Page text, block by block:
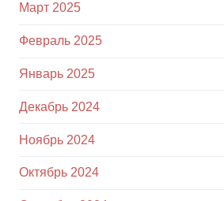
Март 2025
Февраль 2025
Январь 2025
Декабрь 2024
Ноябрь 2024
Октябрь 2024